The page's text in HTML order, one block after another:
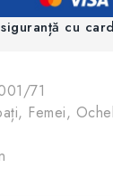
cu
71
, Femei,